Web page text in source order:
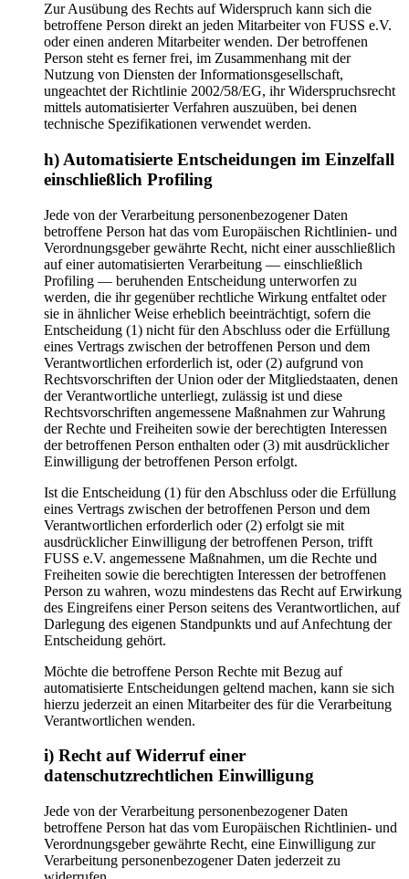
Zur Ausübung des Rechts auf Widerspruch kann sich die
betroffene Person direkt an jeden Mitarbeiter von FUSS e.V.
oder einen anderen Mitarbeiter wenden. Der betroffenen
Person steht es ferner frei, im Zusammenhang mit der
Nutzung von Diensten der Informationsgesellschaft,
ungeachtet der Richtlinie 2002/58/EG, ihr Widerspruchsrecht
mittels automatisierter Verfahren auszuüben, bei denen
technische Spezifikationen verwendet werden.
h) Automatisierte Entscheidungen im Einzelfall
einschließlich Profiling
Jede von der Verarbeitung personenbezogener Daten
betroffene Person hat das vom Europäischen Richtlinien- und
Verordnungsgeber gewährte Recht, nicht einer ausschließlich
auf einer automatisierten Verarbeitung — einschließlich
Profiling — beruhenden Entscheidung unterworfen zu
werden, die ihr gegenüber rechtliche Wirkung entfaltet oder
sie in ähnlicher Weise erheblich beeinträchtigt, sofern die
Entscheidung (1) nicht für den Abschluss oder die Erfüllung
eines Vertrags zwischen der betroffenen Person und dem
Verantwortlichen erforderlich ist, oder (2) aufgrund von
Rechtsvorschriften der Union oder der Mitgliedstaaten, denen
der Verantwortliche unterliegt, zulässig ist und diese
Rechtsvorschriften angemessene Maßnahmen zur Wahrung
der Rechte und Freiheiten sowie der berechtigten Interessen
der betroffenen Person enthalten oder (3) mit ausdrücklicher
Einwilligung der betroffenen Person erfolgt.
Ist die Entscheidung (1) für den Abschluss oder die Erfüllung
eines Vertrags zwischen der betroffenen Person und dem
Verantwortlichen erforderlich oder (2) erfolgt sie mit
ausdrücklicher Einwilligung der betroffenen Person, trifft
FUSS e.V. angemessene Maßnahmen, um die Rechte und
Freiheiten sowie die berechtigten Interessen der betroffenen
Person zu wahren, wozu mindestens das Recht auf Erwirkung
des Eingreifens einer Person seitens des Verantwortlichen, auf
Darlegung des eigenen Standpunkts und auf Anfechtung der
Entscheidung gehört.
Möchte die betroffene Person Rechte mit Bezug auf
automatisierte Entscheidungen geltend machen, kann sie sich
hierzu jederzeit an einen Mitarbeiter des für die Verarbeitung
Verantwortlichen wenden.
i) Recht auf Widerruf einer
datenschutzrechtlichen Einwilligung
Jede von der Verarbeitung personenbezogener Daten
betroffene Person hat das vom Europäischen Richtlinien- und
Verordnungsgeber gewährte Recht, eine Einwilligung zur
Verarbeitung personenbezogener Daten jederzeit zu